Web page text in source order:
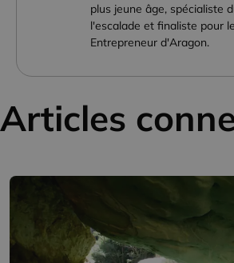
plus jeune âge, spécialiste
l'escalade et finaliste pour
Entrepreneur d'Aragon.
Articles